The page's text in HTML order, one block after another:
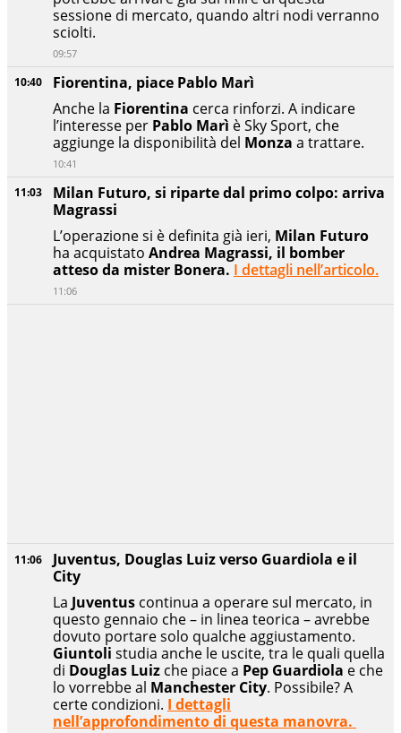
11:06
Juventus, Douglas Luiz verso Guardiola e il
City
La Juventus continua a operare sul mercato, in
questo gennaio che – in linea teorica – avrebbe
dovuto portare solo qualche aggiustamento.
Giuntoli studia anche le uscite, tra le quali quella
di Douglas Luiz che piace a Pep Guardiola e che
lo vorrebbe al Manchester City. Possibile? A
certe condizioni. I dettagli
nell’approfondimento di questa manovra.
11:03
Milan Futuro, si riparte dal primo colpo: arriva
Magrassi
L’operazione si è definita già ieri, Milan Futuro
ha acquistato Andrea Magrassi, il bomber
atteso da mister Bonera. I dettagli nell’articolo.
11:06
10:40
Fiorentina, piace Pablo Marì
Anche la Fiorentina cerca rinforzi. A indicare
l’interesse per Pablo Marì è Sky Sport, che
aggiunge la disponibilità del Monza a trattare.
10:41
sessione di mercato, quando altri nodi verranno
sciolti.
09:57